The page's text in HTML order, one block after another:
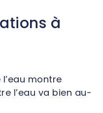
à
montre
l’eau va bien au-